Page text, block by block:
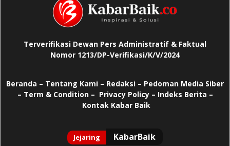
Terverifikasi Dewan Pers Administratif & Faktual
Nomor 1213/DP-Verifikasi/K/V/2024
Beranda – Tentang Kami – Redaksi – Pedoman Media Siber
– Term & Condition – Privacy Policy– Indeks Berita –
Kontak Kabar Baik